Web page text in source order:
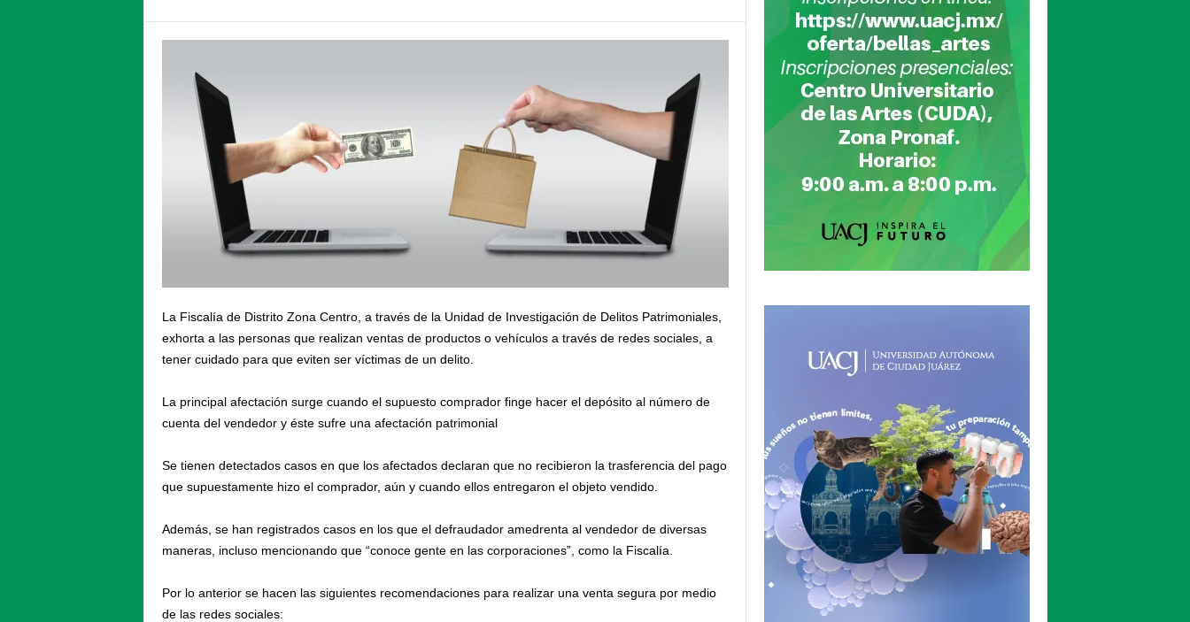
La Fiscalía de Distrito Zona Centro, a través de la Unidad de Investigación de Delitos Patrimoniales,
exhorta a las personas que realizan ventas de productos o vehículos a través de redes sociales, a
tener cuidado para que eviten ser víctimas de un delito.
La principal afectación surge cuando el supuesto comprador finge hacer el depósito al número de
cuenta del vendedor y éste sufre una afectación patrimonial
Se tienen detectados casos en que los afectados declaran que no recibieron la trasferencia del pago
que supuestamente hizo el comprador, aún y cuando ellos entregaron el objeto vendido.
Además, se han registrados casos en los que el defraudador amedrenta al vendedor de diversas
maneras, incluso mencionando que “conoce gente en las corporaciones”, como la Fiscalía.
Por lo anterior se hacen las siguientes recomendaciones para realizar una venta segura por medio
de las redes sociales: